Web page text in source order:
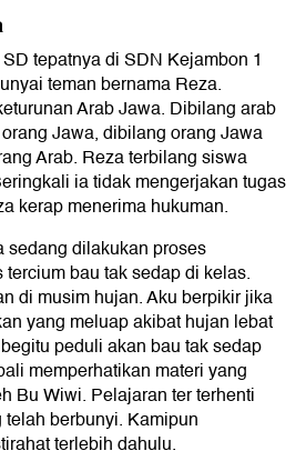
tepatnya di SDN Kejambon 1
teman bernama Reza.
Arab Jawa. Dibilang arab
Jawa, dibilang orang Jawa
Arab. Reza terbilang siswa
ia tidak mengerjakan tugas
kerap menerima hukuman.
sedang dilakukan proses
bau tak sedap di kelas.
di musim hujan. Aku berpikir jika
yang meluap akibat hujan lebat
peduli akan bau tak sedap
memperhatikan materi yang
Bu Wiwi. Pelajaran ter terhenti
berbunyi. Kamipun
terlebih dahulu.